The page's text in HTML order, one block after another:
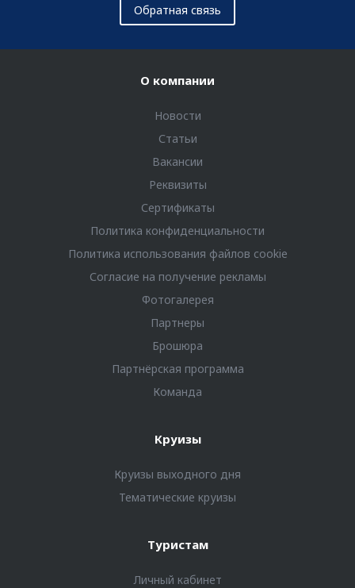
Обратная связь
О компании
Новости
Статьи
Вакансии
Реквизиты
Сертификаты
Политика конфиденциальности
Политика использования файлов cookie
Согласие на получение рекламы
Фотогалерея
Партнеры
Брошюра
Партнёрская программа
Команда
Круизы
Круизы выходного дня
Тематические круизы
Туристам
Личный кабинет